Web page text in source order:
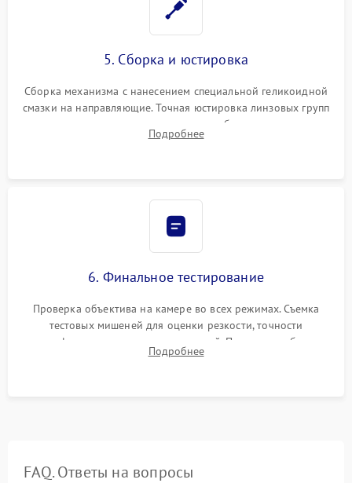
5. Сборка и юстировка
Сборка механизма с нанесением специальной геликоидной
смазки на направляющие. Точная юстировка линзовых групп
программным или механическим способом для устранения
бэк
Подробнее
6. Финальное тестирование
Проверка объектива на камере во всех режимах. Съемка
тестовых мишеней для оценки резкости, точности
автофокуса и отсутствия искажений. Проверка работы
диафрагмы на закрытых значениях и тестирование
Подробнее
FAQ. Ответы на вопросы